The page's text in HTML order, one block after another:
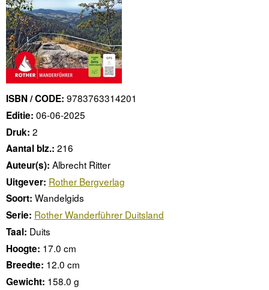
ISBN / CODE: 9783763314201
Editie: 06-06-2025
Druk: 2
Aantal blz.: 216
Auteur(s): Albrecht Ritter
Uitgever: Rother Bergverlag
Soort: Wandelgids
Serie: Rother Wanderführer Duitsland
Taal: Duits
Hoogte: 17.0 cm
Breedte: 12.0 cm
Gewicht: 158.0 g